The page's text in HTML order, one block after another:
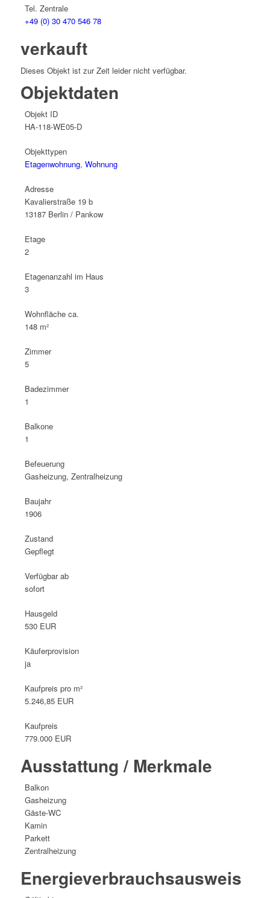
Tel. Zentrale
+49 (0) 30 470 546 78
verkauft
Dieses Objekt ist zur Zeit leider nicht verfügbar.
Objektdaten
Objekt ID
HA-118-WE05-D
Objekttypen
Etagenwohnung, Wohnung
Adresse
Kavalierstraße 19 b
13187 Berlin / Pankow
Etage
2
Etagenanzahl im Haus
3
Wohnfläche ca.
148 m²
Zimmer
5
Badezimmer
1
Balkone
1
Befeuerung
Gasheizung, Zentralheizung
Baujahr
1906
Zustand
Gepflegt
Verfügbar ab
sofort
Hausgeld
530 EUR
Käufer­provision
ja
Kaufpreis pro m²
5.246,85 EUR
Kaufpreis
779.000 EUR
Ausstattung / Merkmale
Balkon
Gasheizung
Gäste-WC
Kamin
Parkett
Zentralheizung
Energie­verbrauchs­ausweis